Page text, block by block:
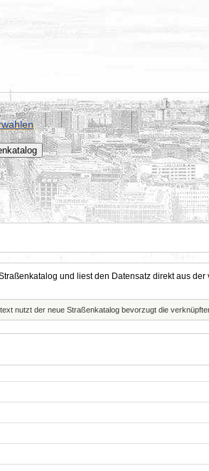
und liest den Datensatz direkt aus
nutzt der neue Straßenkatalog bevorzugt die